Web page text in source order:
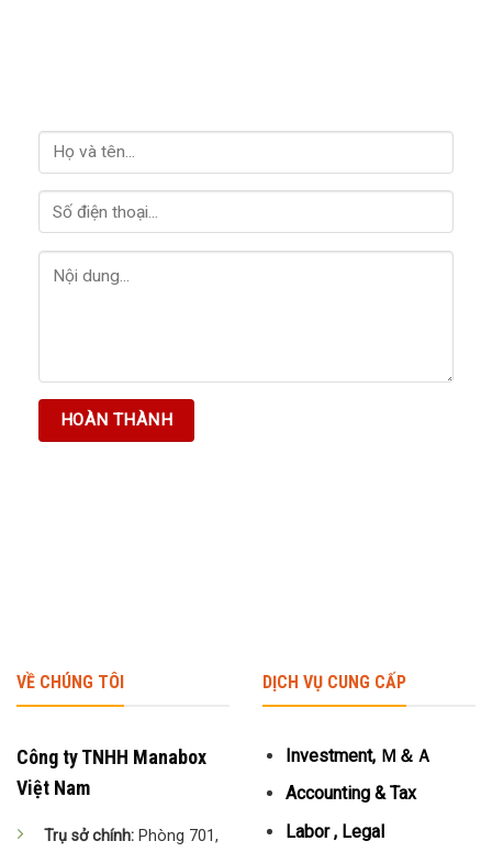
VỀ CHÚNG TÔI
Công ty TNHH Manabox
Việt Nam
Trụ sở chính: Phòng 701,
DỊCH VỤ CUNG CẤP
Investment, Ｍ＆Ａ
Accounting & Tax
Labor , Legal